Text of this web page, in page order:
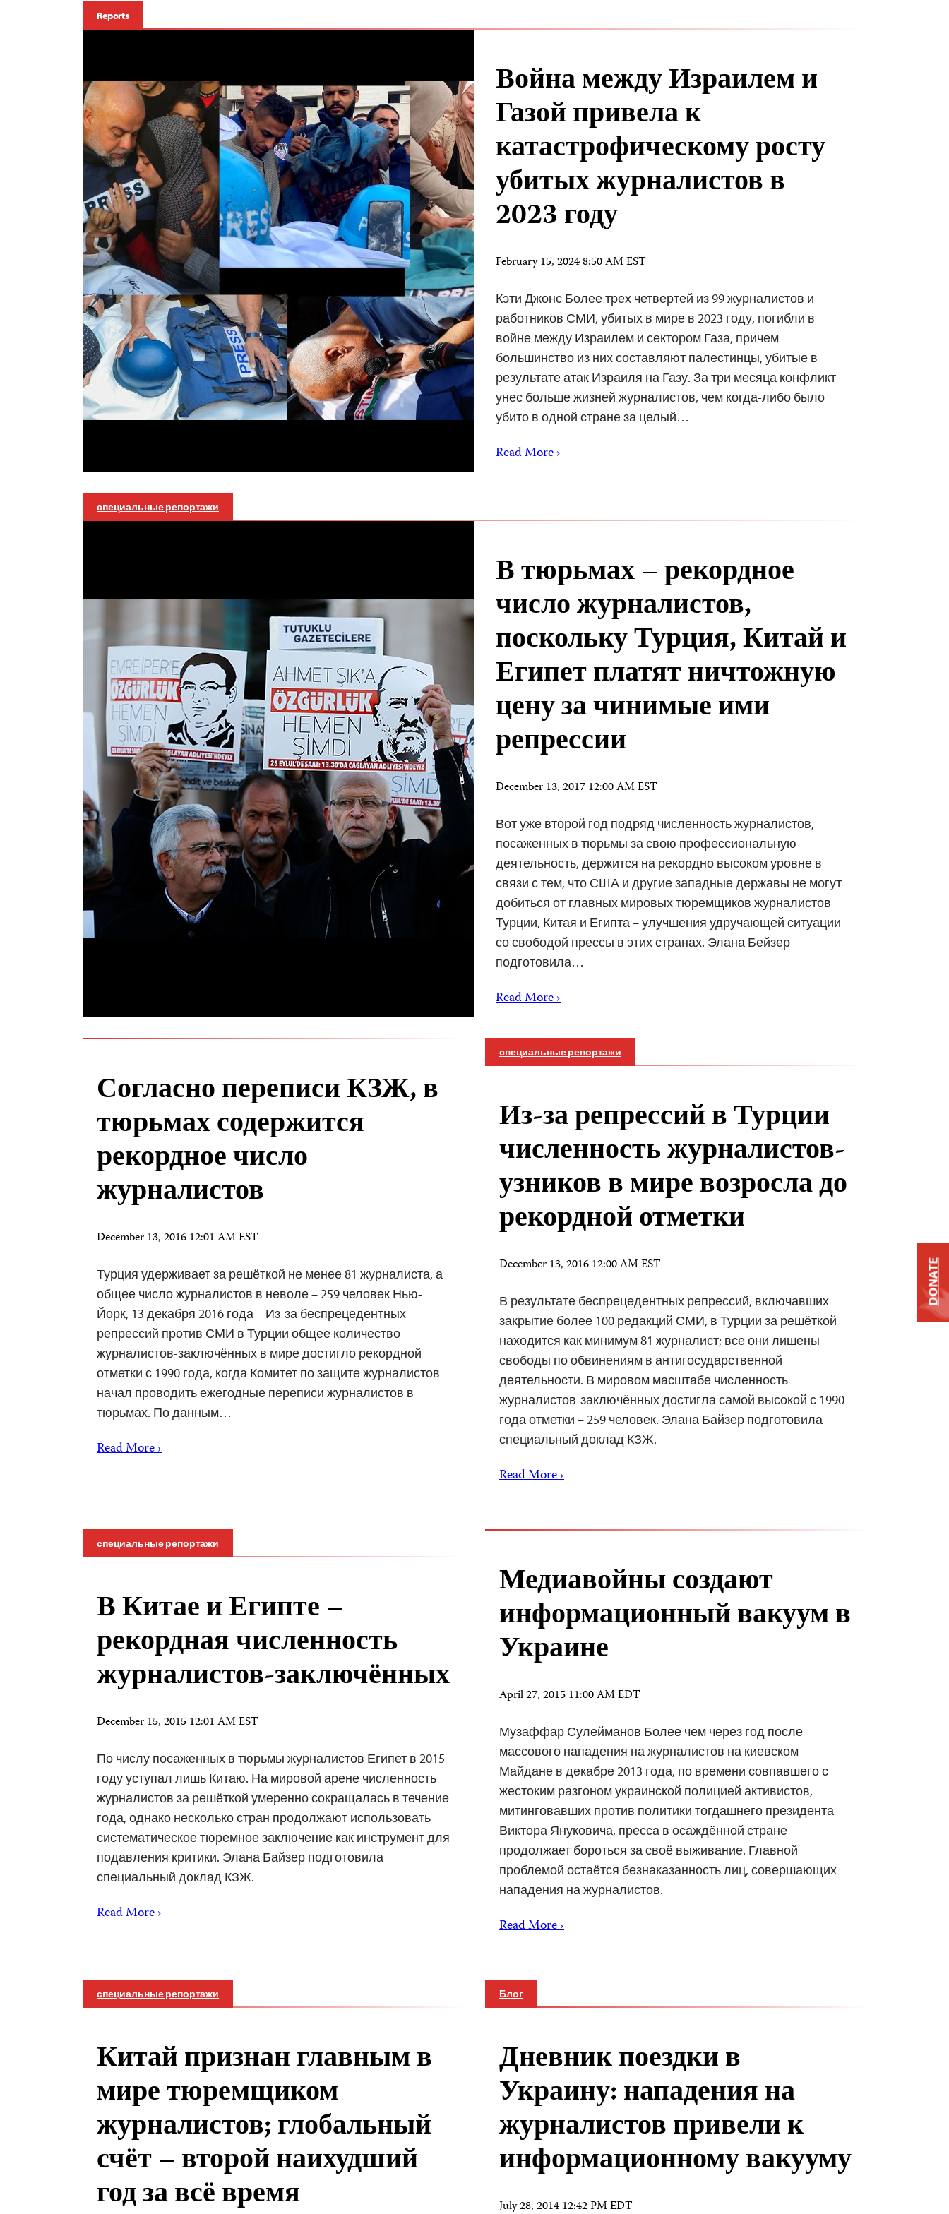
Reports
Война между Израилем и
Газой привела к
катастрофическому росту
убитых журналистов в
2023 году
February 15, 2024 8:50 AM EST
Кэти Джонс Более трех четвертей из 99 журналистов и
работников СМИ, убитых в мире в 2023 году, погибли в
войне между Израилем и сектором Газа, причем
большинство из них составляют палестинцы, убитые в
результате атак Израиля на Газу. За три месяца конфликт
унес больше жизней журналистов, чем когда-либо было
убито в одной стране за целый…
Read More ›
специальные репортажи
В тюрьмах – рекордное
число журналистов,
поскольку Турция, Китай и
Египет платят ничтожную
цену за чинимые ими
репрессии
December 13, 2017 12:00 AM EST
Вот уже второй год подряд численность журналистов,
посаженных в тюрьмы за свою профессиональную
деятельность, держится на рекордно высоком уровне в
связи с тем, что США и другие западные державы не могут
добиться от главных мировых тюремщиков журналистов –
Турции, Китая и Египта – улучшения удручающей ситуации
со свободой прессы в этих странах. Элана Бейзер
подготовила…
Read More ›
Согласно переписи КЗЖ, в
тюрьмах содержится
рекордное число
журналистов
December 13, 2016 12:01 AM EST
Турция удерживает за решёткой не менее 81 журналиста, а
общее число журналистов в неволе – 259 человек Нью-
Йорк, 13 декабря 2016 года – Из-за беспрецедентных
репрессий против СМИ в Турции общее количество
журналистов-заключённых в мире достигло рекордной
отметки с 1990 года, когда Комитет по защите журналистов
начал проводить ежегодные переписи журналистов в
тюрьмах. По данным…
Read More ›
специальные репортажи
Из-за репрессий в Турции
численность журналистов-
узников в мире возросла до
рекордной отметки
December 13, 2016 12:00 AM EST
В результате беспрецедентных репрессий, включавших
закрытие более 100 редакций СМИ, в Турции за решёткой
находится как минимум 81 журналист; все они лишены
свободы по обвинениям в антигосударственной
деятельности. В мировом масштабе численность
журналистов-заключённых достигла самой высокой с 1990
года отметки – 259 человек. Элана Байзер подготовила
специальный доклад КЗЖ.
Read More ›
специальные репортажи
В Китае и Египте –
рекордная численность
журналистов-заключённых
December 15, 2015 12:01 AM EST
По числу посаженных в тюрьмы журналистов Египет в 2015
году уступал лишь Китаю. На мировой арене численность
журналистов за решёткой умеренно сокращалась в течение
года, однако несколько стран продолжают использовать
систематическое тюремное заключение как инструмент для
подавления критики. Элана Байзер подготовила
специальный доклад КЗЖ.
Read More ›
Медиавойны создают
информационный вакуум в
Украине
April 27, 2015 11:00 AM EDT
Музаффар Сулейманов Более чем через год после
массового нападения на журналистов на киевском
Майдане в декабре 2013 года, по времени совпавшего с
жестоким разгоном украинской полицией активистов,
митинговавших против политики тогдашнего президента
Виктора Януковича, пресса в осаждённой стране
продолжает бороться за своё выживание. Главной
проблемой остаётся безнаказанность лиц, совершающих
нападения на журналистов.
Read More ›
специальные репортажи
Китай признан главным в
мире тюремщиком
журналистов; глобальный
счёт – второй наихудший
год за всё время
Блог
Дневник поездки в
Украину: нападения на
журналистов привели к
информационному вакууму
July 28, 2014 12:42 PM EDT
DONATE